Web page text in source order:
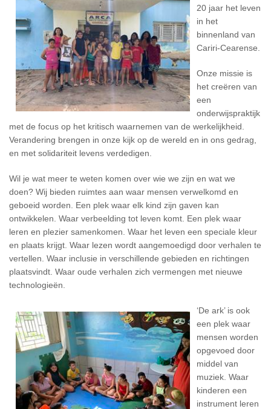
20 jaar het leven
in het
binnenland van
Cariri-Cearense.
Onze missie is
het creëren van
een
onderwijspraktijk
met de focus op het kritisch waarnemen van de werkelijkheid.
Verandering brengen in onze kijk op de wereld en in ons gedrag,
en met solidariteit levens verdedigen.
Wil je wat meer te weten komen over wie we zijn en wat we
doen? Wij bieden ruimtes aan waar mensen verwelkomd en
geboeid worden. Een plek waar elk kind zijn gaven kan
ontwikkelen. Waar verbeelding tot leven komt. Een plek waar
leren en plezier samenkomen. Waar het leven een speciale kleur
en plaats krijgt. Waar lezen wordt aangemoedigd door verhalen te
vertellen. Waar inclusie in verschillende gebieden en richtingen
plaatsvindt. Waar oude verhalen zich vermengen met nieuwe
technologieën.
‘De ark’ is ook
een plek waar
mensen worden
opgevoed door
middel van
muziek. Waar
kinderen een
instrument leren